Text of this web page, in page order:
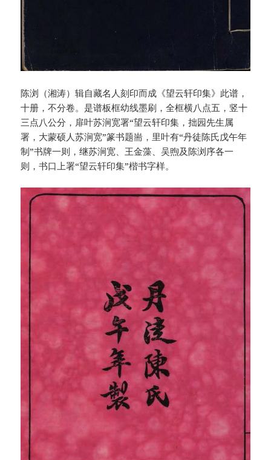
陈浏（湘涛）辑自藏名人刻印而成《望云轩印集》此谱，
十册，不分卷。是谱板框幼线墨刷，全框横八点五，竖十
三点八公分，扉叶苏涧宽署“望云轩印集，拙园先生属
署，大蒙硕人苏涧宽”篆书题耑，里叶有“丹徒陈氏戊午年
制”书牌一则，继苏涧宽、王金藻、吴煦及陈浏序各一
则，书口上署“望云轩印集”楷书字样。